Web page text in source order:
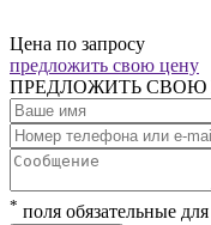
Цена по запросу
предложить свою цену
ПРЕДЛОЖИТЬ СВОЮ
* поля обязательные